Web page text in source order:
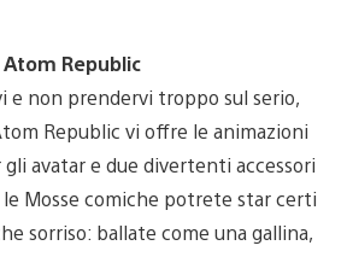
Republic
e non prendervi troppo sul serio,
Republic vi offre le animazioni
avatar e due divertenti accessori
Mosse comiche potrete star certi
sorriso: ballate come una gallina,